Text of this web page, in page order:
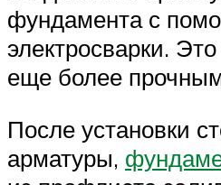
фундамента с
электросварки.
еще более
После установки
арматуры,